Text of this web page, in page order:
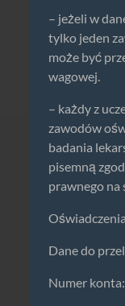
– jeżeli w
tylko jeden
może być
wagowej.
– każdy z
zawodów
badania
pisemną
prawnego na
Dane do
Numer